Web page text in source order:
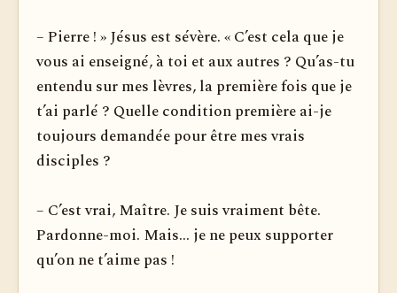
– Pierre ! » Jésus est sévère. « C’est cela que je
vous ai enseigné, à toi et aux autres ? Qu’as-tu
entendu sur mes lèvres, la première fois que je
t’ai parlé ? Quelle condition première ai-je
toujours demandée pour être mes vrais
disciples ?
– C’est vrai, Maître. Je suis vraiment bête.
Pardonne-moi. Mais... je ne peux supporter
qu’on ne t’aime pas !